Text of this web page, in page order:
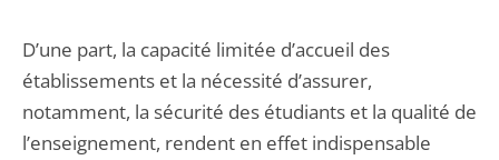
D’une part, la capacité limitée d’accueil des
établissements et la nécessité d’assurer,
notamment, la sécurité des étudiants et la qualité de
l’enseignement, rendent en effet indispensable